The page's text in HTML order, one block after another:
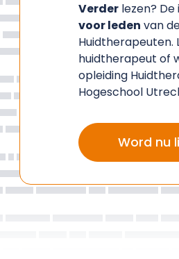
Verder lezen?
voor leden van
Huidtherapeuten.
huidtherapeut of
opleiding
Hogeschool
Word nu